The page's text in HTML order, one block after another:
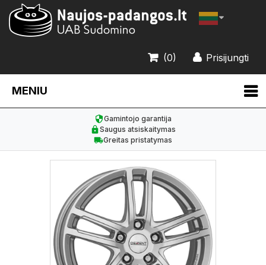
Prisijungti
(0)
MENIU
Gamintojo garantija
Saugus atsiskaitymas
Greitas pristatymas